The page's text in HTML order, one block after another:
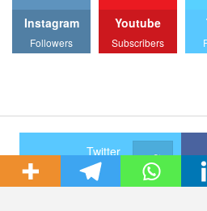
Youtube
Subscribers
Instagram
Followers
Twitter
تابعنا على تويتر (X)